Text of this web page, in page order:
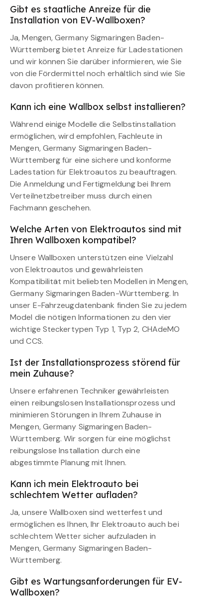
Gibt es staatliche Anreize für die
Installation von EV-Wallboxen?
Ja, Mengen, Germany Sigmaringen Baden-
Württemberg bietet Anreize für Ladestationen
und wir können Sie darüber informieren, wie Sie
von die Fördermittel noch erhältlich sind wie Sie
davon profitieren können.
Kann ich eine Wallbox selbst installieren?
Während einige Modelle die Selbstinstallation
ermöglichen, wird empfohlen, Fachleute in
Mengen, Germany Sigmaringen Baden-
Württemberg für eine sichere und konforme
Ladestation für Elektroautos zu beauftragen.
Die Anmeldung und Fertigmeldung bei Ihrem
Verteilnetzbetreiber muss durch einen
Fachmann geschehen.
Welche Arten von Elektroautos sind mit
Ihren Wallboxen kompatibel?
Unsere Wallboxen unterstützen eine Vielzahl
von Elektroautos und gewährleisten
Kompatibilität mit beliebten Modellen in Mengen,
Germany Sigmaringen Baden-Württemberg. In
unser E-Fahrzeugdatenbank finden Sie zu jedem
Model die nötigen Informationen zu den vier
wichtige Steckertypen Typ 1, Typ 2, CHAdeMO
und CCS.
Ist der Installationsprozess störend für
mein Zuhause?
Unsere erfahrenen Techniker gewährleisten
einen reibungslosen Installationsprozess und
minimieren Störungen in Ihrem Zuhause in
Mengen, Germany Sigmaringen Baden-
Württemberg. Wir sorgen für eine möglichst
reibungslose Installation durch eine
abgestimmte Planung mit Ihnen.
Kann ich mein Elektroauto bei
schlechtem Wetter aufladen?
Ja, unsere Wallboxen sind wetterfest und
ermöglichen es Ihnen, Ihr Elektroauto auch bei
schlechtem Wetter sicher aufzuladen in
Mengen, Germany Sigmaringen Baden-
Württemberg.
Gibt es Wartungsanforderungen für EV-
Wallboxen?